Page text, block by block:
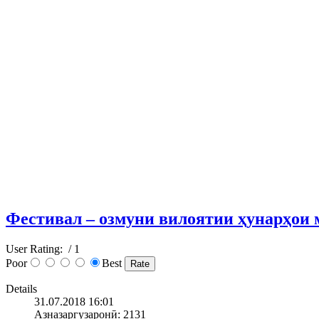
Фестивал – озмуни вилоятии ҳунарҳои
User Rating: / 1
Poor
Best
Details
31.07.2018 16:01
Азназаргузаронӣ: 2131